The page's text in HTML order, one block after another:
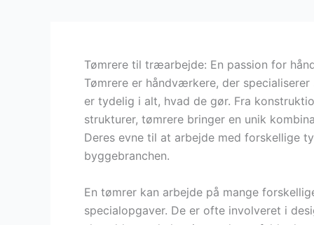
Tømrere til træarbejde: En passion for
Tømrere er håndværkere, der
er tydelig i alt, hvad de gør. Fra
strukturer, tømrere bringer en unik
Deres evne til at arbejde med forskellige
byggebranchen.
En tømrer kan arbejde på mange
specialopgaver. De er ofte involveret i